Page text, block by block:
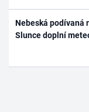
Nebeská podívaná
Slunce doplní